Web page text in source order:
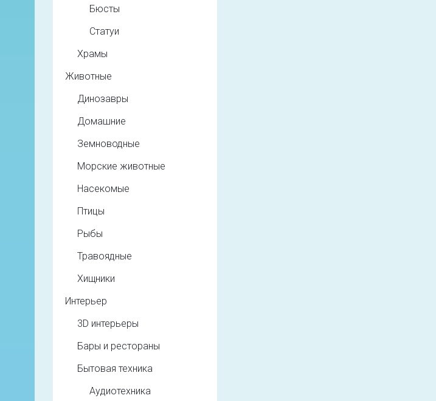
Бюсты
Статуи
Храмы
Животные
Динозавры
Домашние
Земноводные
Морские животные
Насекомые
Птицы
Рыбы
Травоядные
Хищники
Интерьер
3D интерьеры
Бары и рестораны
Бытовая техника
Аудиотехника